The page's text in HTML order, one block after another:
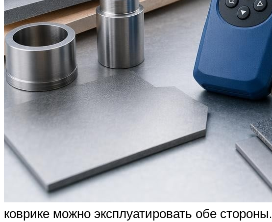
коврике можно эксплуатировать обе стороны.